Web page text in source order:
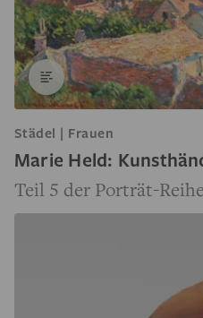
Städel | Frauen
Marie Held:
Teil 5 der Porträt-